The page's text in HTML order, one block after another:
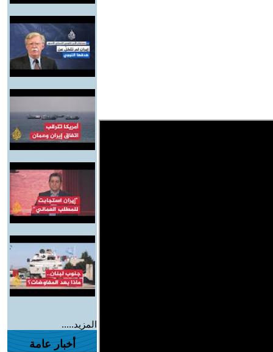
المزيد.....
أخبار عامة